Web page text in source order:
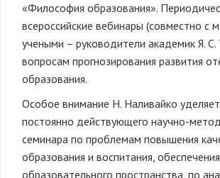
«Философия образования».
всероссийские вебинары (совместно с
учеными – руководители академик Я. С.
вопросам прогнозирования развития
образования.
Особое внимание Н. Наливайко
постоянно действующего научно-
семинара по проблемам повышения
образования и воспитания,
образовательного пространства, по